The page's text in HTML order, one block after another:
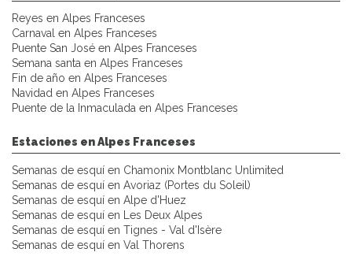
Reyes en Alpes Franceses
Carnaval en Alpes Franceses
Puente San José en Alpes Franceses
Semana santa en Alpes Franceses
Fin de año en Alpes Franceses
Navidad en Alpes Franceses
Puente de la Inmaculada en Alpes Franceses
Estaciones en Alpes Franceses
Semanas de esquí en Chamonix Montblanc Unlimited
Semanas de esquí en Avoriaz (Portes du Soleil)
Semanas de esquí en Alpe d'Huez
Semanas de esquí en Les Deux Alpes
Semanas de esquí en Tignes - Val d'Isère
Semanas de esquí en Val Thorens